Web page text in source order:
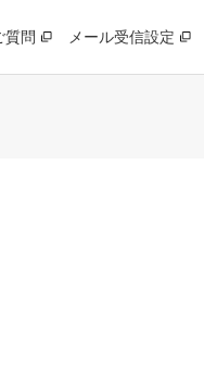
質問 メール受信設定